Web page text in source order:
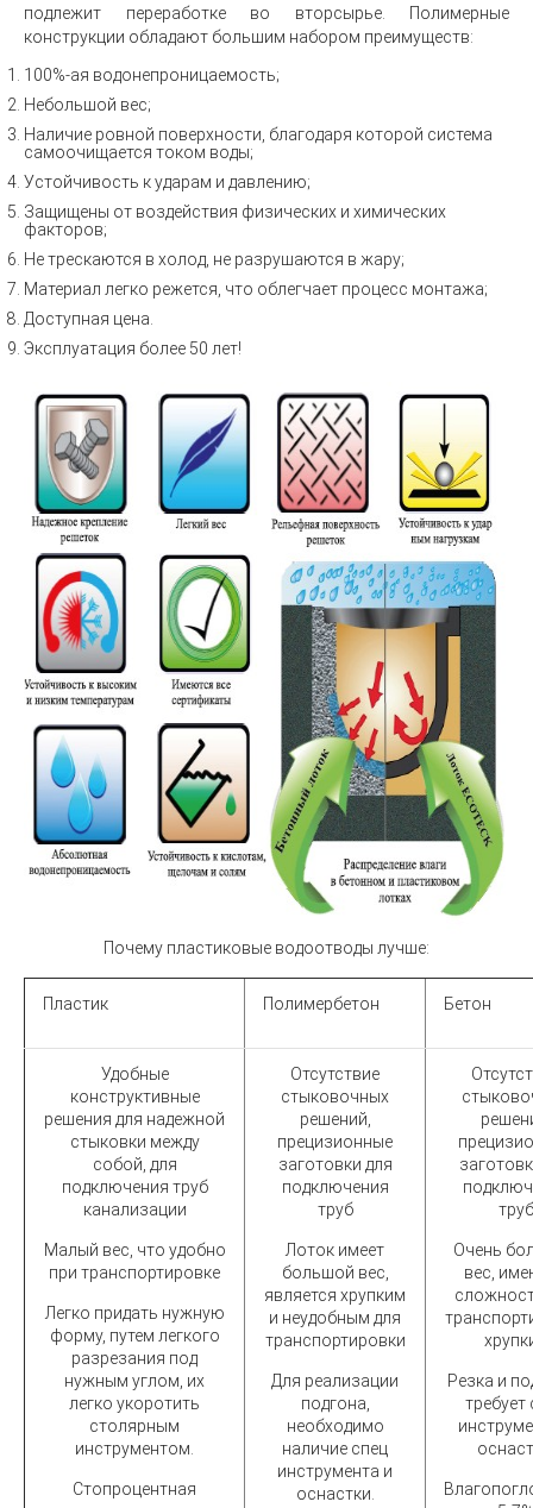
подлежит переработке во вторсырье. Полимерные
конструкции обладают большим набором преимуществ:
100%-ая водонепроницаемость;
Небольшой вес;
Наличие ровной поверхности, благодаря которой система
самоочищается током воды;
Устойчивость к ударам и давлению;
Защищены от воздействия физических и химических
факторов;
Не трескаются в холод, не разрушаются в жару;
Материал легко режется, что облегчает процесс монтажа;
Доступная цена.
Эксплуатация более 50 лет!
Почему пластиковые водоотводы лучше:
Пластик Полимербетон Бетон
Удобные
конструктивные
решения для надежной
стыковки между
собой, для
подключения труб
канализации
Малый вес, что удобно
при транспортировке
Легко придать нужную
форму, путем легкого
разрезания под
нужным углом, их
легко укоротить
столярным
инструментом.
Стопроцентная
Отсутствие
стыковочных
решений,
прецизионные
заготовки для
подключения
труб
Лоток имеет
большой вес,
является хрупким
и неудобным для
транспортировки
Для реализации
подгона,
необходимо
наличие спец
инструмента и
оснастки.
труб
Очень
вес,
Резка и
требует